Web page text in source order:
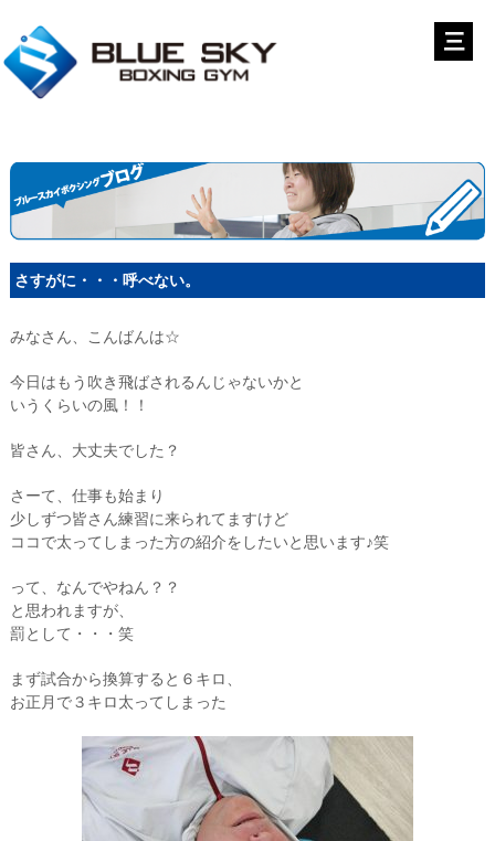
さすがに・・・呼べない。
みなさん、こんばんは☆
今日はもう吹き飛ばされるんじゃないかと
いうくらいの風！！
皆さん、大丈夫でした？
さーて、仕事も始まり
少しずつ皆さん練習に来られてますけど
ココで太ってしまった方の紹介をしたいと思います♪笑
って、なんでやねん？？
と思われますが、
罰として・・・笑
まず試合から換算すると６キロ、
お正月で３キロ太ってしまった